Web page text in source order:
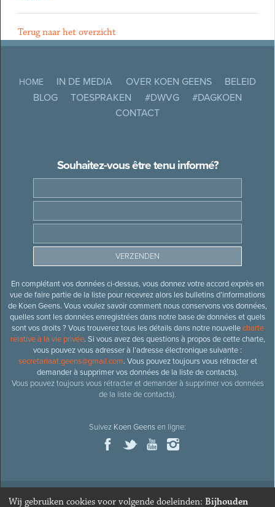
Terug naar het overzicht
HOME IN DE MEDIA OVER KOEN GEENS
BELEID
BLOG
TOESPRAKEN #DWVG
#DAGKOEN
CONTACT
Souhaitez-vous être tenu informé?
En complétant vos données ci-dessus, vous donnez votre accord exprès en
vue de faire partie de la liste pour recevrez alors les bulletins d’informations
de Koen Geens. Vous voulez savoir comment nous conservons vos données,
quelles sont les données enregistrées dans notre base de données et quels
sont vos droits ? Vous trouverez tous les détails dans notre nouvellecharte
relative à la vie privée. Si vous avez des questions à propos de cette charte,
vous pouvez vous adresser à l’adresse électronique suivante :
secretariaat.geens@gmail.com. Vous pouvez toujours vous rétracter et
demander à supprimer vos données de la liste de contacts).
Vous pouvez toujours vous rétracter et demander à supprimer vos données
de la liste de contacts).
Suivez Koen Geensen ligne:
Wij gebruiken cookies voor volgende doeleinden: Bijhouden